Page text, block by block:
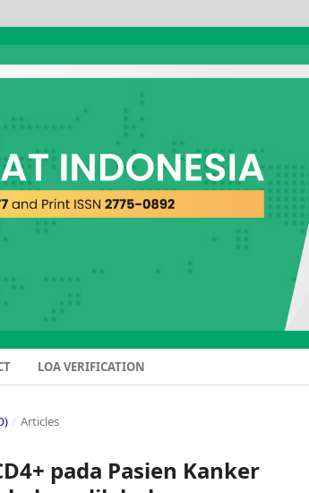
LOA VERIFICATION
/ Articles
pada Pasien Kanker